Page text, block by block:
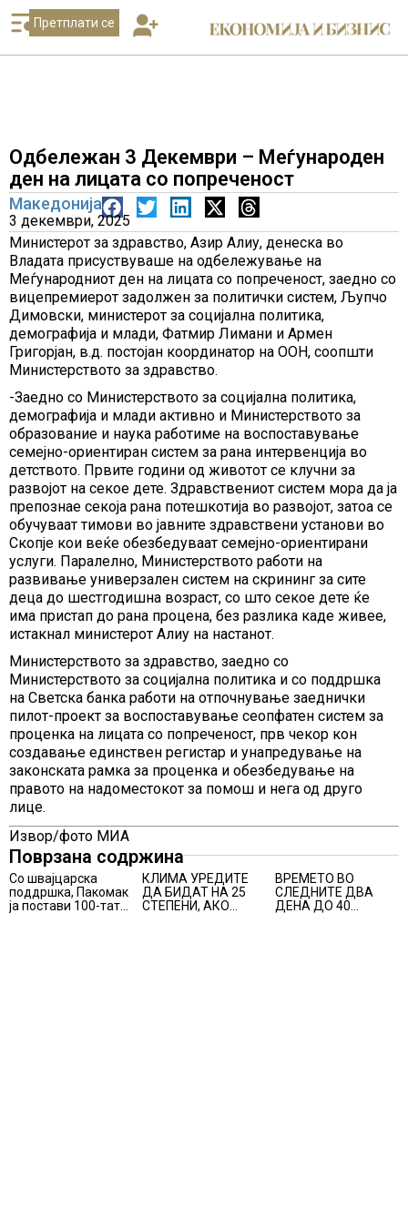
Претплати се
Одбележан 3 Декември – Меѓународен
ден на лицата со попреченост
Македонија
3 декември, 2025
Министерот за здравство, Азир Алиу, денеска во
Владата присуствуваше на одбележување на
Меѓународниот ден на лицата со попреченост, заедно со
вицепремиерот задолжен за политички систем, Љупчо
Димовски, министерот за социјална политика,
демографија и млади, Фатмир Лимани и Армен
Григорјан, в.д. постојан координатор на ООН, соопшти
Министерството за здравство.
-Заедно со Министерството за социјална политика,
демографија и млади активно и Министерството за
образование и наукa работиме на воспоставување
семејно-ориентиран систем за рана интервенција во
детството. Првите години од животот се клучни за
развојот на секое дете. Здравствениот систем мора да ја
препознае секоја рана потешкотија во развојот, затоа се
обучуваат тимови во јавните здравствени установи во
Скопје кои веќе обезбедуваат семејно-ориентирани
услуги. Паралелно, Министерството работи на
развивање универзален систем на скрининг за сите
деца до шестгодишна возраст, со што секое дете ќе
има пристап до рана процена, без разлика каде живее,
истакнал министерот Алиу на настанот.
Министерството за здравство, заедно со
Министерството за социјална политика и со поддршка
на Светска банка работи на отпочнување заеднички
пилот-проект за воспоставување сеопфатен систем за
проценка на лицата со попреченост, прв чекор кон
создавање единствен регистар и унапредување на
законската рамка за проценка и обезбедување на
правото на надоместокот за помош и нега од друго
лице.
Извор/фото МИА
Поврзана содржина
Со швајцарска
поддршка, Пакомак
ја постави 100-тата
КЛИМА УРЕДИТЕ
ДА БИДАТ НА 25
СТЕПЕНИ, АКО
ВРЕМЕТО ВО
СЛЕДНИТЕ ДВА
ДЕНА ДО 40